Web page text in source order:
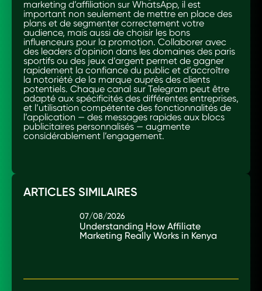
marketing d’affiliation sur WhatsApp, il est
important non seulement de mettre en place des
plans et de segmenter correctement votre
audience, mais aussi de choisir les bons
influenceurs pour la promotion. Collaborer avec
des leaders d’opinion dans les domaines des paris
sportifs ou des jeux d’argent permet de gagner
rapidement la confiance du public et d’accroître
la notoriété de la marque auprès des clients
potentiels. Chaque canal sur Telegram peut être
adapté aux spécificités des différentes entreprises,
et l’utilisation compétente des fonctionnalités de
l’application — des messages rapides aux blocs
publicitaires personnalisés — augmente
considérablement l’engagement.
ARTICLES SIMILAIRES
07/08/2026
Understanding How Affiliate
Marketing Really Works in Kenya